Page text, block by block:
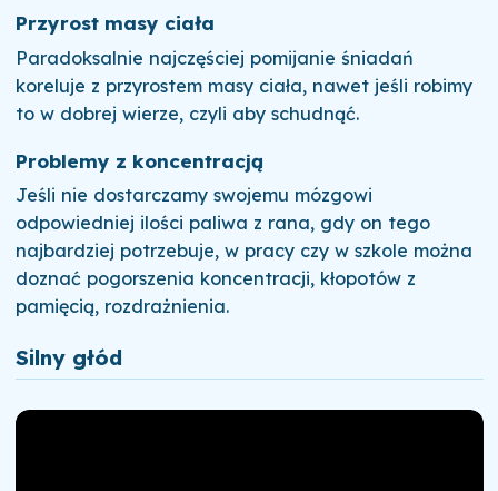
Przyrost masy ciała
Paradoksalnie najczęściej pomijanie śniadań
koreluje z przyrostem masy ciała, nawet jeśli robimy
to w dobrej wierze, czyli aby schudnąć.
Problemy z koncentracją
Jeśli nie dostarczamy swojemu mózgowi
odpowiedniej ilości paliwa z rana, gdy on tego
najbardziej potrzebuje, w pracy czy w szkole można
doznać pogorszenia koncentracji, kłopotów z
pamięcią, rozdrażnienia.
Silny głód